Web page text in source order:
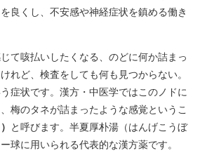
良くし、不安感や神経症状を鎮める働き
て咳払いしたくなる、のどに何か詰まっ
れど、検査をしても何も見つからない。
う症状です。漢方・中医学ではこのノドに
梅のタネが詰まったような感覚というこ
と呼びます。半夏厚朴湯（はんげこうぼ
球に用いられる代表的な漢方薬です。